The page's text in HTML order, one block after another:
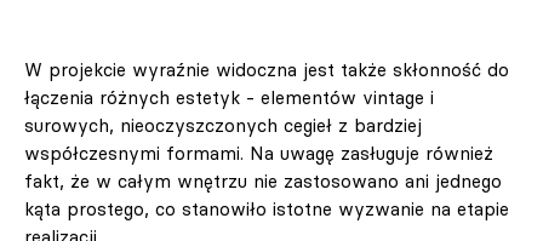
W projekcie wyraźnie widoczna jest także skłonność do
łączenia różnych estetyk - elementów vintage i
surowych, nieoczyszczonych cegieł z bardziej
współczesnymi formami. Na uwagę zasługuje również
fakt, że w całym wnętrzu nie zastosowano ani jednego
kąta prostego, co stanowiło istotne wyzwanie na etapie